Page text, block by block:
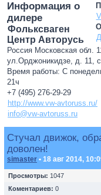
Информация о
дилере
Фольксваген
Центр Авторусь
Россия Московская обл.
ул.Орджоникидзе, д. 11,
Время работы: С
21ч
+7 (495) 276-29-29
http://www.vw-avtoruss.ru/
info@vw-avtoruss.ru
Стучал движок,
доволен!
simaster • 18 авг 2014,
Просмотры: 1047
Коментариев: 0